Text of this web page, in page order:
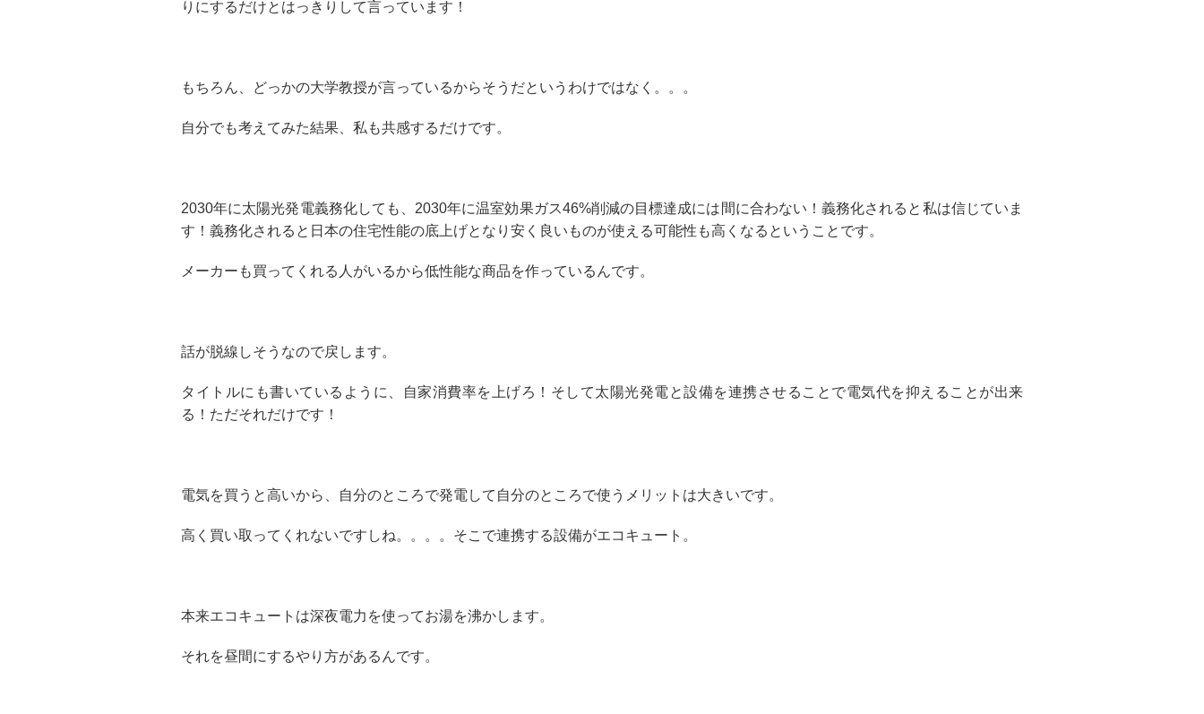
りにするだけとはっきりして言っています！
もちろん、どっかの大学教授が言っているからそうだというわけではなく。。。
自分でも考えてみた結果、私も共感するだけです。
2030年に太陽光発電義務化しても、2030年に温室効果ガス46%削減の目標達成には間に合わない！義務化されると私は信じていま
す！義務化されると日本の住宅性能の底上げとなり安く良いものが使える可能性も高くなるということです。
メーカーも買ってくれる人がいるから低性能な商品を作っているんです。
話が脱線しそうなので戻します。
タイトルにも書いているように、自家消費率を上げろ！そして太陽光発電と設備を連携させることで電気代を抑えることが出来
る！ただそれだけです！
電気を買うと高いから、自分のところで発電して自分のところで使うメリットは大きいです。
高く買い取ってくれないですしね。。。。そこで連携する設備がエコキュート。
本来エコキュートは深夜電力を使ってお湯を沸かします。
それを昼間にするやり方があるんです。